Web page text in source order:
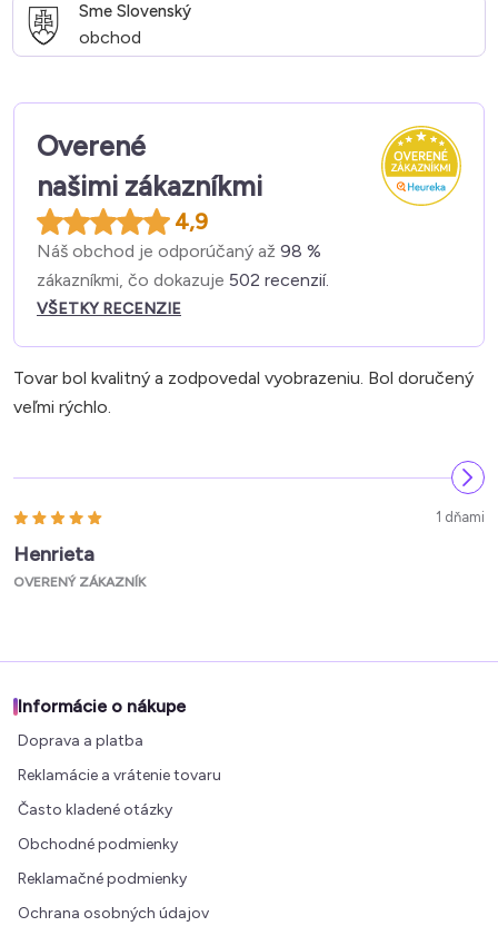
Sme Slovenský
obchod
Overené
našimi zákazníkmi
4,9
Náš obchod je odporúčaný až 98 %
zákazníkmi, čo dokazuje 502 recenzií.
VŠETKY RECENZIE
Tovar bol kvalitný a zodpovedal vyobrazeniu. Bol doručený
veľmi rýchlo.
1 dňami
Henrieta
OVERENÝ ZÁKAZNÍK
Informácie o nákupe
Doprava a platba
Reklamácie a vrátenie tovaru
Často kladené otázky
Obchodné podmienky
Reklamačné podmienky
Ochrana osobných údajov